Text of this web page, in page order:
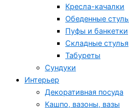
Кресла-качалки
Обеденные
Пуфы и банкетки
Складные стулья
Табуреты
Сундуки
Интерьер
Декоративная посуда
Кашпо, вазоны, вазы